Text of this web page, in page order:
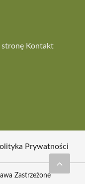
stronę Kontakt
Prywatności
Zastrzeżone